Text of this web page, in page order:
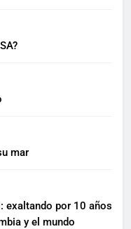
mar
exaltando por 10 años
y el mundo